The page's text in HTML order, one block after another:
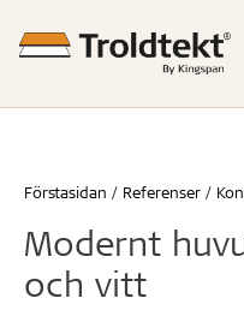
Förstasidan Referenser
Modernt
och vitt